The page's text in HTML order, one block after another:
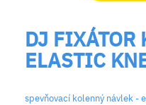
DJ FIXÁTOR
ELASTIC
spevňovací kolenný návlek -